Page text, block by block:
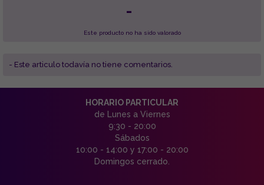
-
Este producto no ha sido valorado
- Este articulo todavía no tiene comentarios.
HORARIO PARTICULAR
de Lunes a Viernes
9:30 - 20:00
Sábados
10:00 - 14:00 y 17:00 - 20:00
Domingos cerrado.